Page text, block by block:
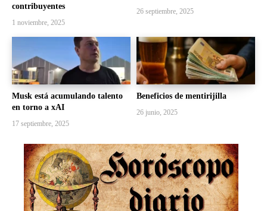
contribuyentes
1 noviembre, 2025
26 septiembre, 2025
Musk está acumulando talento
en torno a xAI
17 septiembre, 2025
Beneficios de mentirijilla
26 junio, 2025